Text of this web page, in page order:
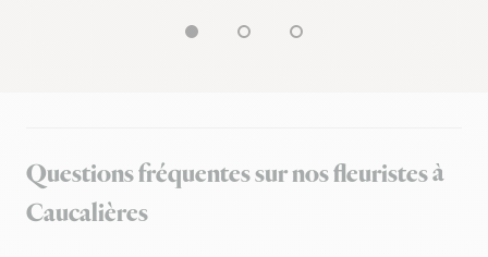
Questions fréquentes sur nos fleuristes à
Caucalières